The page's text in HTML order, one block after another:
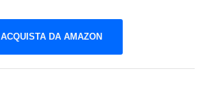
ACQUISTA DA AMAZON